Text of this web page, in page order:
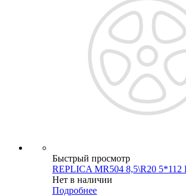
Быстрый просмотр
REPLICA MR504 8,5\R20 5*112
Нет в наличии
Подробнее